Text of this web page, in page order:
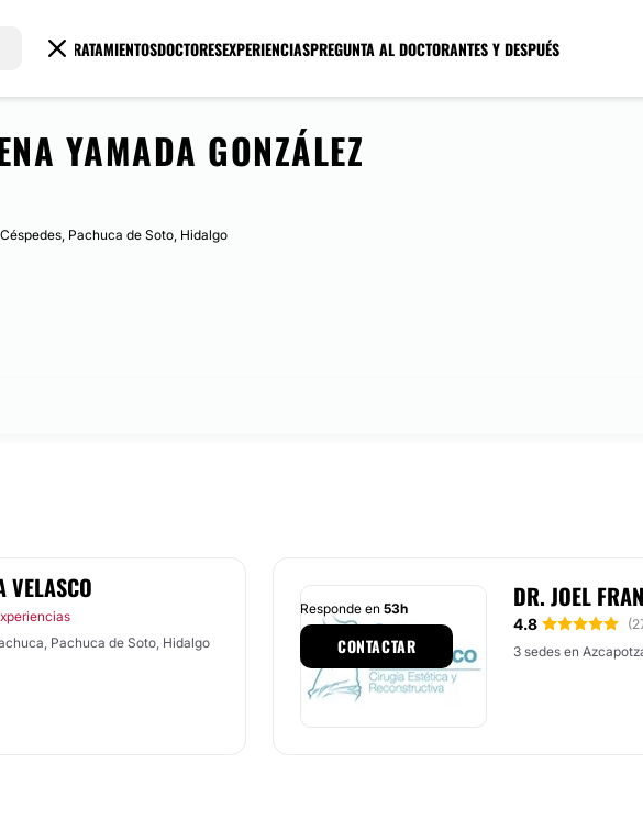
TRATAMIENTOSDOCTORESEXPERIENCIASPREGUNTA AL DOCTORANTES Y DESPUÉS
YAMADA GONZÁLEZ
Pachuca de Soto, Hidalgo
VELASCO
Pachuca de Soto, Hidalgo
DR. JOEL
4.8
3 sedes en
Responde en 53h
CONTACTAR